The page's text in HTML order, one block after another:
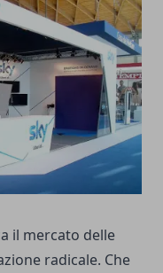
il mercato delle
radicale. Che